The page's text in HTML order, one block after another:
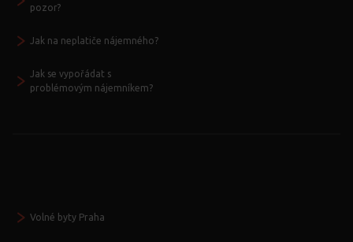
pozor?
Jak na neplatiče nájemného?
Jak se vypořádat s
problémovým nájemníkem?
Volné byty Praha